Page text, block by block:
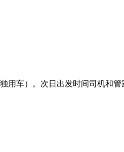
用车）。次日出发时间司机和